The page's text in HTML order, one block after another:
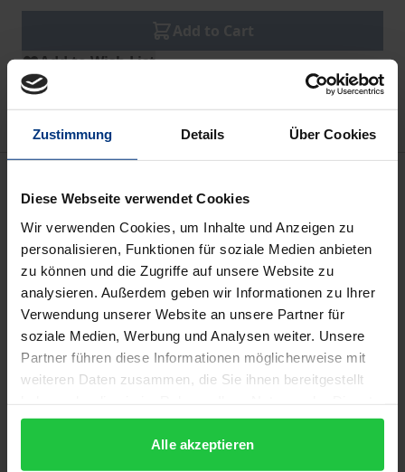
Zustimmung Details Über Cookies
Diese Webseite verwendet Cookies
Wir verwenden Cookies, um Inhalte und Anzeigen zu
personalisieren, Funktionen für soziale Medien anbieten
zu können und die Zugriffe auf unsere Website zu
analysieren. Außerdem geben wir Informationen zu Ihrer
Verwendung unserer Website an unsere Partner für
soziale Medien, Werbung und Analysen weiter. Unsere
Partner führen diese Informationen möglicherweise mit
weiteren Daten zusammen, die Sie ihnen bereitgestellt
gesammelt haben.
Alle akzeptieren
Add to Wish List
Delivery cost notice
Die Europäische Charta der Grundrechte garantiert
jedem EU-Bürger einen wirksamen Rechtsbehelf
zum Schutz der durch sie garantierten Grundrechte.
Gleichzeitig sieht sich das europäische
Rechtsschutzsystem anhaltender Kritik ausgesetzt.
Die Arbeit bietet eine umfassende Analyse der in den
europäischen Verträgen vorgesehenen
gerichtliche Praxis das Versprechen eines